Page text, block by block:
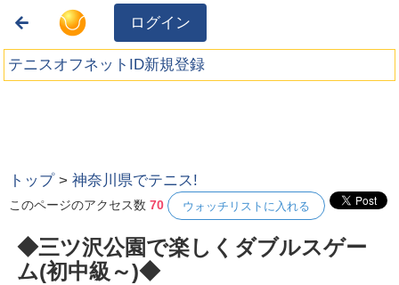
ログイン
テニスオフネットID新規登録
トップ >神奈川県でテニス!
このページのアクセス数70 ウォッチリストに入れる
◆三ツ沢公園で楽しくダブルスゲー
ム(初中級～)◆